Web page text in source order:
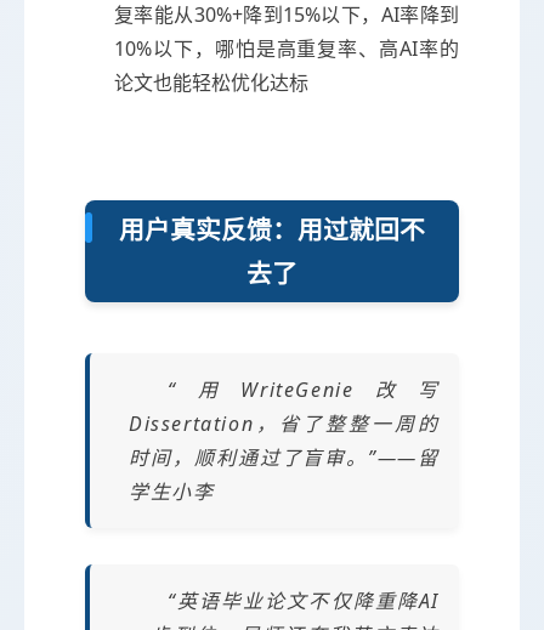
复率能从30%+降到15%以下，AI率降到
10%以下，哪怕是高重复率、高AI率的
论文也能轻松优化达标
用户真实反馈：用过就回不
去了
“用WriteGenie改写
Dissertation，省了整整一周的
时间，顺利通过了盲审。”——留
学生小李
“英语毕业论文不仅降重降AI